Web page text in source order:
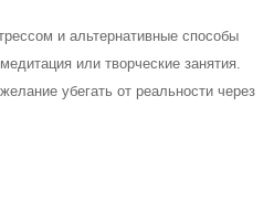
и альтернативные способы
или творческие занятия.
убегать от реальности через